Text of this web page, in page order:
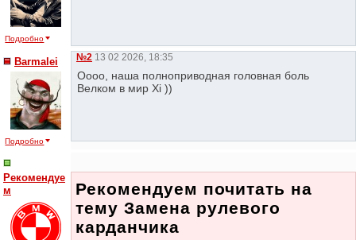
Подробно
Barmalei
Подробно
№2 13 02 2026, 18:35
Оооо, наша полноприводная головная боль
Велком в мир Xi ))
Рекомендуе
м
Рекомендуем почитать на
тему Замена рулевого
карданчика